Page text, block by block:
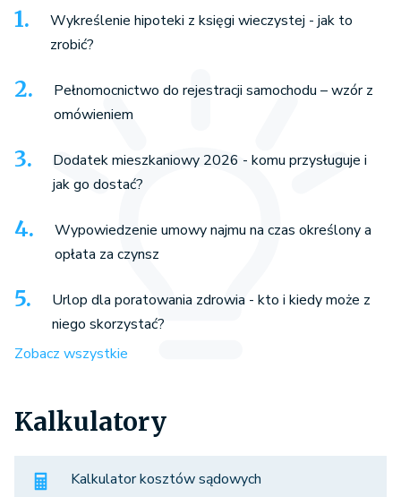
Wykreślenie hipoteki z księgi wieczystej - jak to
zrobić?
Pełnomocnictwo do rejestracji samochodu – wzór z
omówieniem
Dodatek mieszkaniowy 2026 - komu przysługuje i
jak go dostać?
Wypowiedzenie umowy najmu na czas określony a
opłata za czynsz
Urlop dla poratowania zdrowia - kto i kiedy może z
niego skorzystać?
Zobacz wszystkie
Kalkulatory
Kalkulator kosztów sądowych